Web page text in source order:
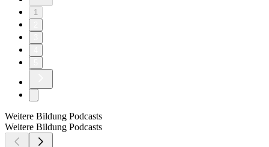
1
Weitere Bildung Podcasts
Weitere Bildung Podcasts